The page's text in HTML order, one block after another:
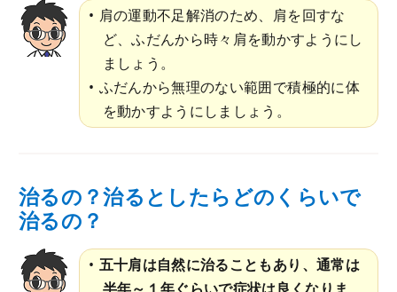
肩の運動不足解消のため、肩を回すな
ど、ふだんから時々肩を動かすようにし
ましょう。
ふだんから無理のない範囲で積極的に体
を動かすようにしましょう。
治るの？治るとしたらどのくらいで
治るの？
五十肩は自然に治ることもあり、通常は